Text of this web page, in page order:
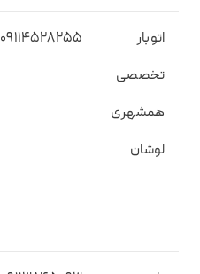
اتوبار
تخصصی
همشهری
لوشان
09114528255